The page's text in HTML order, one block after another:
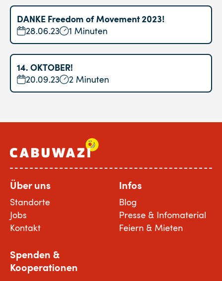
DANKE Freedom of Movement 2023!
28.06.23 1 Minuten
14. OKTOBER!
20.09.23 2 Minuten
Über uns
Standorte
Jobs
Kontakt
Infos
Blog
Presse & Infomaterial
Feiern & Mieten
Spenden &
Kooperationen